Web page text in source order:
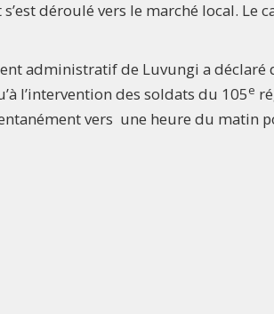
déroulé vers le marché local. Le
administratif de Luvungi a
l’intervention des soldats du 105e
vers une heure du matin